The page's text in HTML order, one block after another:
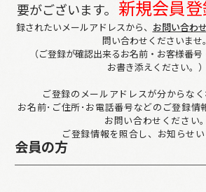
要がございます。 新規会員
録されたいメールアドレスから、 お問い合わ
問い合わせくださいませ。
（ご登録が確認出来るお名前・お客様番
お書き添えください。）
ご登録のメールアドレスが分からなく
お名前･ご住所･お電話番号などのご登録情
お問い合わせください。
ご登録情報を照合し、お知らせい
会員の方